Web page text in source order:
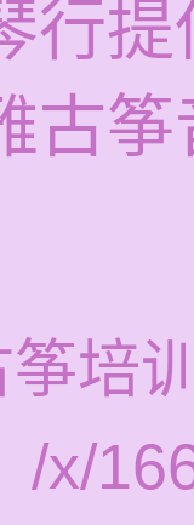
行
古
筝培
/x/